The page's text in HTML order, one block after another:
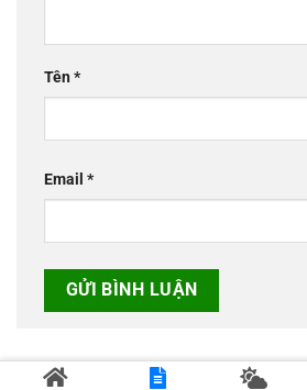
Tên*
Email *